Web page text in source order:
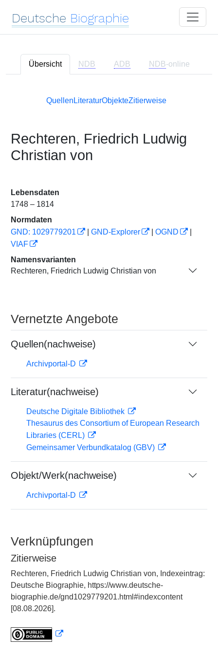
Deutsche Biographie
Übersicht NDB ADB NDB-online
Quellen LiteraturObjekteZitierweise
Rechteren, Friedrich Ludwig
Christian von
Lebensdaten
1748 – 1814
Normdaten
GND: 1029779201
GND-Explorer OGND
VIAF
Namensvarianten
Rechteren, Friedrich Ludwig Christian von
Vernetzte Angebote
Quellen(nachweise)
Archivportal-D
Literatur(nachweise)
Deutsche Digitale Bibliothek
Thesaurus des Consortium of European Research
Libraries (CERL)
Gemeinsamer Verbundkatalog (GBV)
Objekt/Werk(nachweise)
Archivportal-D
Verknüpfungen
Zitierweise
Rechteren, Friedrich Ludwig Christian von, Indexeintrag:
Deutsche Biographie, https://www.deutsche-
biographie.de/gnd1029779201.html#indexcontent
[08.08.2026].